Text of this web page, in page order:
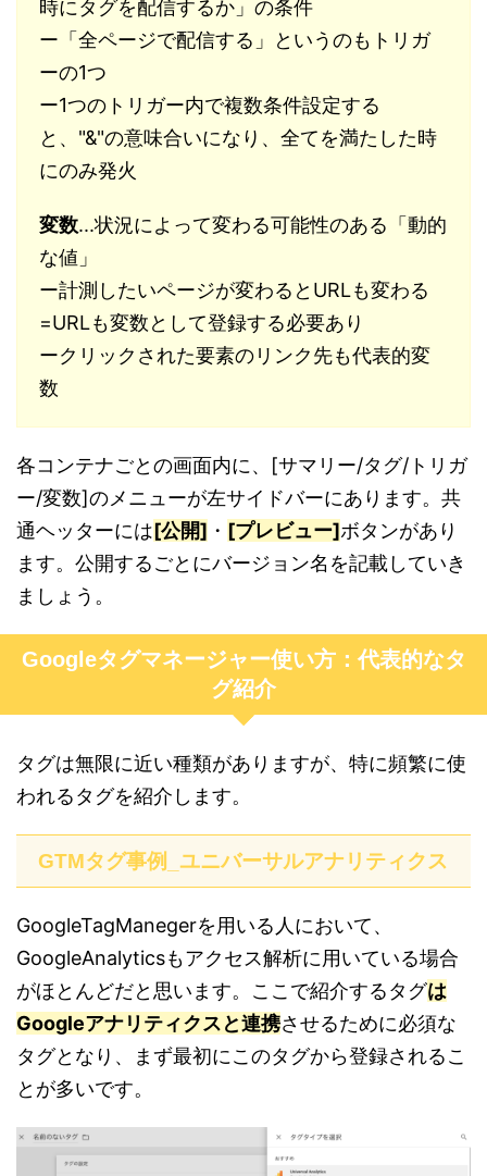
時にタグを配信するか」の条件
ー「全ページで配信する」というのもトリガ
ーの1つ
ー1つのトリガー内で複数条件設定する
と、"&"の意味合いになり、全てを満たした時
にのみ発火
変数...状況によって変わる可能性のある「動的
な値」
ー計測したいページが変わるとURLも変わる
=URLも変数として登録する必要あり
ークリックされた要素のリンク先も代表的変
数
各コンテナごとの画面内に、[サマリー/タグ/トリガ
ー/変数]のメニューが左サイドバーにあります。共
通ヘッターには[公開] ・ [プレビュー]ボタンがあり
ます。公開するごとにバージョン名を記載していき
ましょう。
Googleタグマネージャー使い方：代表的なタ
グ紹介
タグは無限に近い種類がありますが、特に頻繁に使
われるタグを紹介します。
GTMタグ事例_ユニバーサルアナリティクス
GoogleTagManegerを用いる人において、
GoogleAnalyticsもアクセス解析に用いている場合
がほとんどだと思います。ここで紹介するタグは
Googleアナリティクスと連携させるために必須な
タグとなり、まず最初にこのタグから登録されるこ
とが多いです。